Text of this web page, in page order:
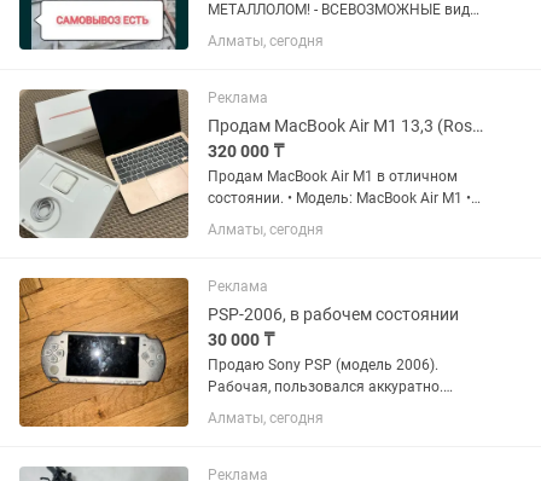
МЕТАЛЛОЛОМ! - ВСЕВОЗМОЖНЫЕ виды
металла: аккумуляторы, радиаторы,
холодильники, газ плиты, стиральные
болгарка, резак и другие
инструменты...
Алматы, сегодня
Реклама
Продам MacBook Air M1 13,3 (Rose Gold)
320 000 ₸
Продам MacBook Air M1 в отличном
состоянии. • Модель: MacBook Air M1 •
Экран: 13.3 • Оперативная память: 8 ГБ
• SSD: 256 ГБ • Цвет: Rose Gold
очень редко, состояние...
Алматы, сегодня
Реклама
PSP-2006, в рабочем состоянии
30 000 ₸
Продаю Sony PSP (модель 2006).
Рабочая, пользовался аккуратно.
Консоль прошита — можно
закидывать игры на карту памяти и
эмуляторы старых приставок (Sega,
Алматы, сегодня
Реклама